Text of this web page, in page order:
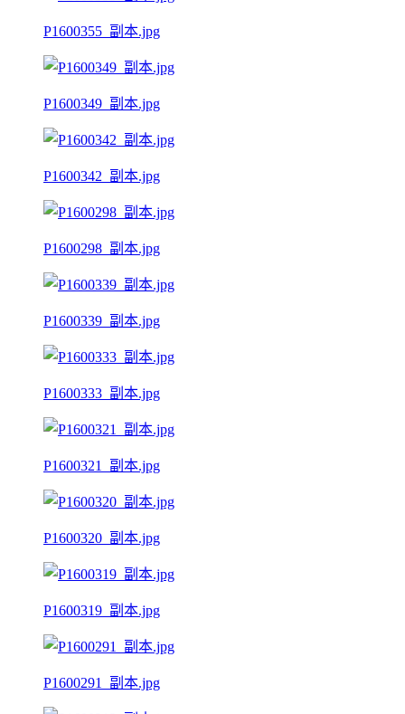
P1600355_副本.jpg
P1600349_副本.jpg
P1600342_副本.jpg
P1600298_副本.jpg
P1600339_副本.jpg
P1600333_副本.jpg
P1600321_副本.jpg
P1600320_副本.jpg
P1600319_副本.jpg
P1600291_副本.jpg